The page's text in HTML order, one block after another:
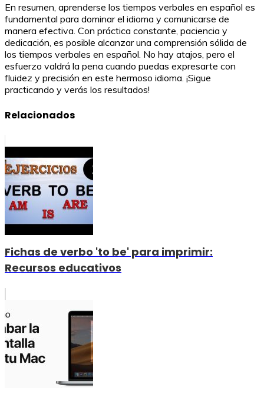
En resumen, aprenderse los tiempos verbales en español es
fundamental para dominar el idioma y comunicarse de
manera efectiva. Con práctica constante, paciencia y
dedicación, es posible alcanzar una comprensión sólida de
los tiempos verbales en español. No hay atajos, pero el
esfuerzo valdrá la pena cuando puedas expresarte con
fluidez y precisión en este hermoso idioma. ¡Sigue
practicando y verás los resultados!
Relacionados
Fichas de verbo 'to be' para imprimir:
Recursos educativos